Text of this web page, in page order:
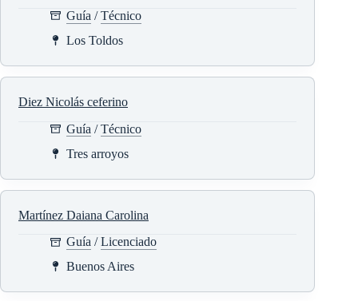
Guía /Técnico
Los Toldos
Diez Nicolás ceferino
Guía /Técnico
Tres arroyos
Martínez Daiana Carolina
Guía /Licenciado
Buenos Aires